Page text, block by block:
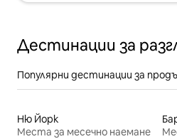
Дестинации за
Популярни дестинации за
Ню Йорк
Места за месечно наемане